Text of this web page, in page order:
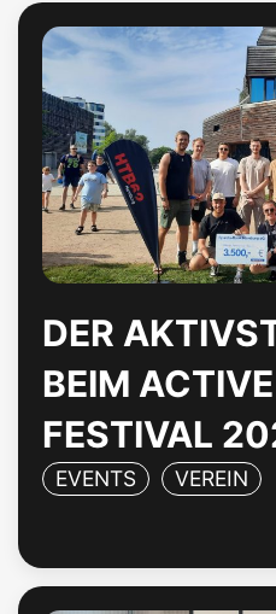
DER
BEIM
FESTIVAL
EVENTS VEREIN